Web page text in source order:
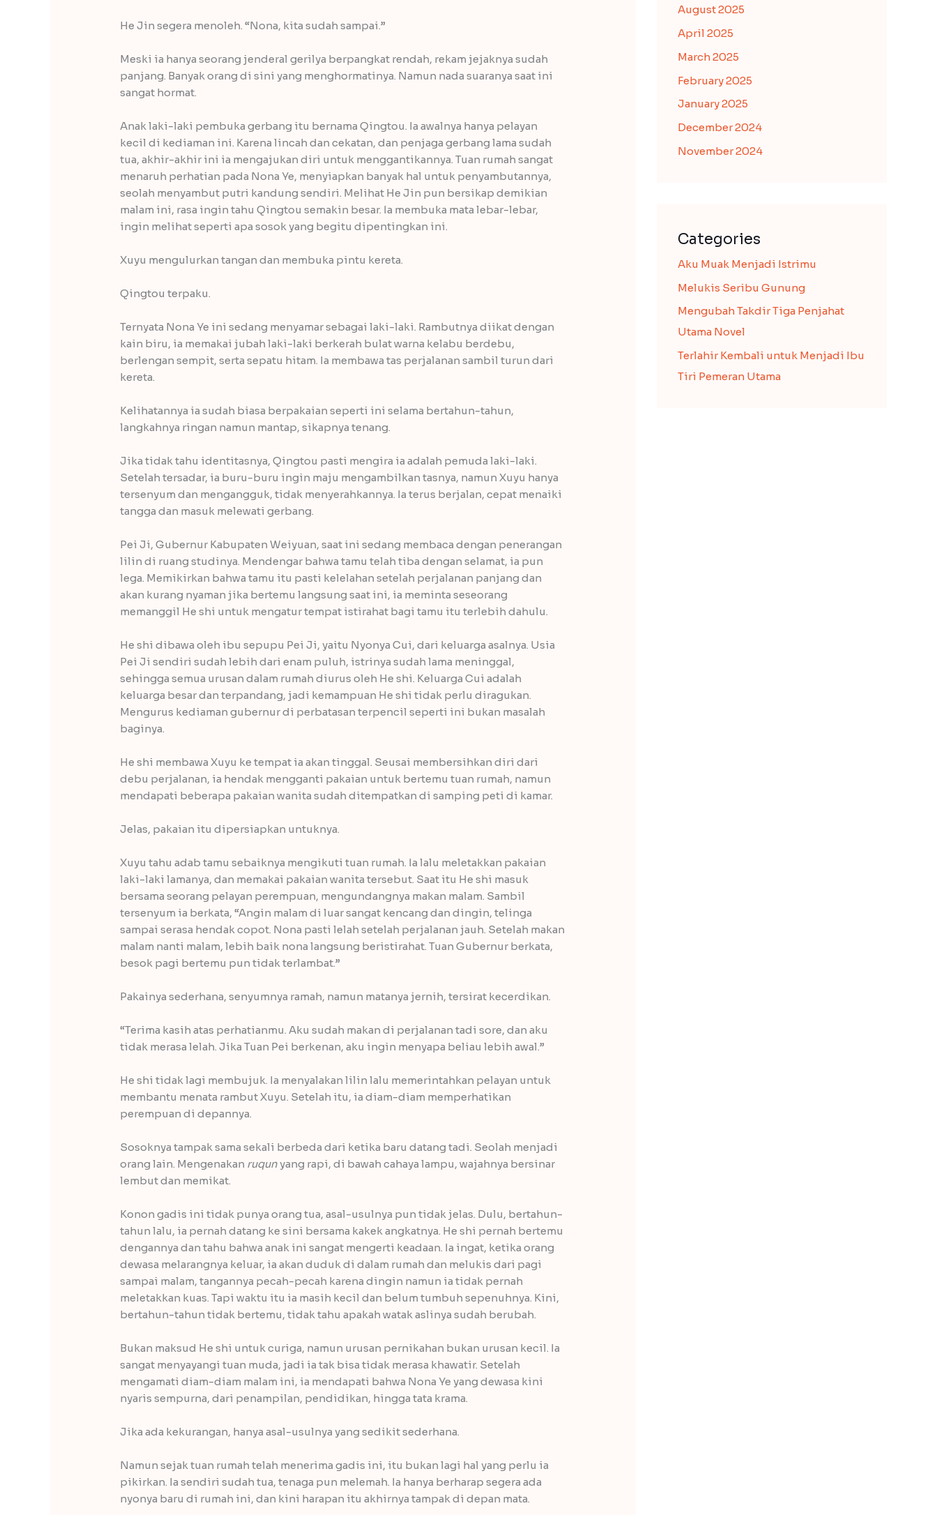
He Jin segera menoleh. “Nona, kita sudah sampai.”
Meski ia hanya seorang jenderal gerilya berpangkat rendah, rekam jejaknya sudah
panjang. Banyak orang di sini yang menghormatinya. Namun nada suaranya saat ini
sangat hormat.
Anak laki-laki pembuka gerbang itu bernama Qingtou. Ia awalnya hanya pelayan
kecil di kediaman ini. Karena lincah dan cekatan, dan penjaga gerbang lama sudah
tua, akhir-akhir ini ia mengajukan diri untuk menggantikannya. Tuan rumah sangat
menaruh perhatian pada Nona Ye, menyiapkan banyak hal untuk penyambutannya,
seolah menyambut putri kandung sendiri. Melihat He Jin pun bersikap demikian
malam ini, rasa ingin tahu Qingtou semakin besar. Ia membuka mata lebar-lebar,
ingin melihat seperti apa sosok yang begitu dipentingkan ini.
Xuyu mengulurkan tangan dan membuka pintu kereta.
Qingtou terpaku.
Ternyata Nona Ye ini sedang menyamar sebagai laki-laki. Rambutnya diikat dengan
kain biru, ia memakai jubah laki-laki berkerah bulat warna kelabu berdebu,
berlengan sempit, serta sepatu hitam. Ia membawa tas perjalanan sambil turun dari
kereta.
Kelihatannya ia sudah biasa berpakaian seperti ini selama bertahun-tahun,
langkahnya ringan namun mantap, sikapnya tenang.
Jika tidak tahu identitasnya, Qingtou pasti mengira ia adalah pemuda laki-laki.
Setelah tersadar, ia buru-buru ingin maju mengambilkan tasnya, namun Xuyu hanya
tersenyum dan mengangguk, tidak menyerahkannya. Ia terus berjalan, cepat menaiki
tangga dan masuk melewati gerbang.
Pei Ji, Gubernur Kabupaten Weiyuan, saat ini sedang membaca dengan penerangan
lilin di ruang studinya. Mendengar bahwa tamu telah tiba dengan selamat, ia pun
lega. Memikirkan bahwa tamu itu pasti kelelahan setelah perjalanan panjang dan
akan kurang nyaman jika bertemu langsung saat ini, ia meminta seseorang
memanggil He shi untuk mengatur tempat istirahat bagi tamu itu terlebih dahulu.
He shi dibawa oleh ibu sepupu Pei Ji, yaitu Nyonya Cui, dari keluarga asalnya. Usia
Pei Ji sendiri sudah lebih dari enam puluh, istrinya sudah lama meninggal,
sehingga semua urusan dalam rumah diurus oleh He shi. Keluarga Cui adalah
keluarga besar dan terpandang, jadi kemampuan He shi tidak perlu diragukan.
Mengurus kediaman gubernur di perbatasan terpencil seperti ini bukan masalah
baginya.
He shi membawa Xuyu ke tempat ia akan tinggal. Seusai membersihkan diri dari
debu perjalanan, ia hendak mengganti pakaian untuk bertemu tuan rumah, namun
mendapati beberapa pakaian wanita sudah ditempatkan di samping peti di kamar.
Jelas, pakaian itu dipersiapkan untuknya.
Xuyu tahu adab tamu sebaiknya mengikuti tuan rumah. Ia lalu meletakkan pakaian
laki-laki lamanya, dan memakai pakaian wanita tersebut. Saat itu He shi masuk
bersama seorang pelayan perempuan, mengundangnya makan malam. Sambil
tersenyum ia berkata, “Angin malam di luar sangat kencang dan dingin, telinga
sampai serasa hendak copot. Nona pasti lelah setelah perjalanan jauh. Setelah makan
malam nanti malam, lebih baik nona langsung beristirahat. Tuan Gubernur berkata,
besok pagi bertemu pun tidak terlambat.”
Pakainya sederhana, senyumnya ramah, namun matanya jernih, tersirat kecerdikan.
“Terima kasih atas perhatianmu. Aku sudah makan di perjalanan tadi sore, dan aku
tidak merasa lelah. Jika Tuan Pei berkenan, aku ingin menyapa beliau lebih awal.”
He shi tidak lagi membujuk. Ia menyalakan lilin lalu memerintahkan pelayan untuk
membantu menata rambut Xuyu. Setelah itu, ia diam-diam memperhatikan
perempuan di depannya.
Sosoknya tampak sama sekali berbeda dari ketika baru datang tadi. Seolah menjadi
orang lain. Mengenakan ruqunyang rapi, di bawah cahaya lampu, wajahnya bersinar
lembut dan memikat.
Konon gadis ini tidak punya orang tua, asal-usulnya pun tidak jelas. Dulu, bertahun-
tahun lalu, ia pernah datang ke sini bersama kakek angkatnya. He shi pernah bertemu
dengannya dan tahu bahwa anak ini sangat mengerti keadaan. Ia ingat, ketika orang
dewasa melarangnya keluar, ia akan duduk di dalam rumah dan melukis dari pagi
sampai malam, tangannya pecah-pecah karena dingin namun ia tidak pernah
meletakkan kuas. Tapi waktu itu ia masih kecil dan belum tumbuh sepenuhnya. Kini,
bertahun-tahun tidak bertemu, tidak tahu apakah watak aslinya sudah berubah.
Bukan maksud He shi untuk curiga, namun urusan pernikahan bukan urusan kecil. Ia
sangat menyayangi tuan muda, jadi ia tak bisa tidak merasa khawatir. Setelah
mengamati diam-diam malam ini, ia mendapati bahwa Nona Ye yang dewasa kini
nyaris sempurna, dari penampilan, pendidikan, hingga tata krama.
Jika ada kekurangan, hanya asal-usulnya yang sedikit sederhana.
Namun sejak tuan rumah telah menerima gadis ini, itu bukan lagi hal yang perlu ia
pikirkan. Ia sendiri sudah tua, tenaga pun melemah. Ia hanya berharap segera ada
nyonya baru di rumah ini, dan kini harapan itu akhirnya tampak di depan mata.
August 2025
April 2025
March 2025
February 2025
January 2025
December 2024
November 2024
Categories
Aku Muak Menjadi Istrimu
Melukis Seribu Gunung
Mengubah Takdir Tiga Penjahat
Utama Novel
Terlahir Kembali untuk Menjadi Ibu
Tiri Pemeran Utama